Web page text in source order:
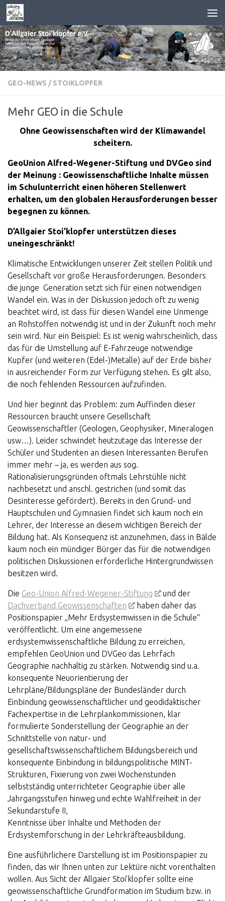
Zum Inhalt springen
GEO-NEWS / STOIKLOPFER
Mehr GEO in die Schule
Ohne Geowissenschaften wird der Klimawandel
scheitern.
GeoUnion Alfred-Wegener-Stiftung und DVGeo sind
der Meinung : Geowissenschaftliche Inhalte müssen
im Schulunterricht einen höheren Stellenwert
erhalten, um den globalen Herausforderungen besser
begegnen zu können.
D’Allgaier Stoi’klopfer unterstützen dieses
uneingeschränkt!
Klimatische Entwicklungen unserer Zeit stellen Politik und
Gesellschaft vor große Herausforderungen. Besonders
die junge Generation setzt sich für einen notwendigen
Wandel ein. Was in der Diskussion jedoch oft zu wenig
beachtet wird, ist dass für diesen Wandel eine Unmenge
an Rohstoffen notwendig ist und in der Zukunft noch mehr
sein wird. Nur ein Beispiel: Es ist wenig wahrscheinlich, dass
das für die Umstellung auf E-Fahrzeuge notwendige
Kupfer (und weiteren (Edel-)Metalle) auf der Erde bisher
in ausreichender Form zur Verfügung stehen. Es gilt also,
die noch fehlenden Ressourcen aufzufinden.
Und hier beginnt das Problem: zum Auffinden dieser
Ressourcen braucht unsere Gesellschaft
Geowissenschaftler (Geologen, Geophysiker, Mineralogen
usw…). Leider schwindet heutzutage das Interesse der
Schüler und Studenten an diesen Interessanten Berufen
immer mehr – ja, es werden aus sog.
Rationalisierungsgründen oftmals Lehrstühle nicht
nachbesetzt und anschl. gestrichen (und somit das
Desinteresse gefördert). Bereits in den Grund- und
Hauptschulen und Gymnasien findet sich kaum noch ein
Lehrer, der Interesse an diesem wichtigen Bereich der
Bildung hat. Als Konsequenz ist anzunehmen, dass in Bälde
kaum noch ein mündiger Bürger das für die notwendigen
politischen Diskussionen erforderliche Hintergrundwissen
besitzen wird.
Die Geo-Union Alfred-Wegener-Stiftung
und der
Dachverband Geowissenschaften
haben daher das
Positionspapier „Mehr Erdsystemwissen in die Schule“
veröffentlicht. Um eine angemessene
erdsystemwissenschaftliche Bildung zu erreichen,
empfehlen GeoUnion und DVGeo das Lehrfach
Geographie nachhaltig zu stärken. Notwendig sind u.a.
konsequente Neuorientierung der
Lehrpläne/Bildungspläne der Bundesländer durch
Einbindung geowissenschaftlicher und geodidaktischer
Fachexpertise in die Lehrplankommissionen, klar
formulierte Sonderstellung der Geographie an der
Schnittstelle von natur- und
gesellschaftswissenschaftlichem Bildungsbereich und
konsequente Einbindung in bildungspolitische MINT-
Strukturen, Fixierung von zwei Wochenstunden
selbstständig unterrichteter Geographie über alle
Jahrgangsstufen hinweg und echte Wahlfreiheit in der
Sekundarstufe II,
Kenntnisse über Inhalte und Methoden der
Erdsystemforschung in der Lehrkräfteausbildung.
Eine ausführlichere Darstellung ist im Positionspapier zu
finden, das wir Ihnen unten zur Lektüre nicht vorenthalten
wollen. Aus Sicht der Allgaier Stoi’klopfer sollte eine
geowissenschaftliche Grundformation im Studium bzw. in